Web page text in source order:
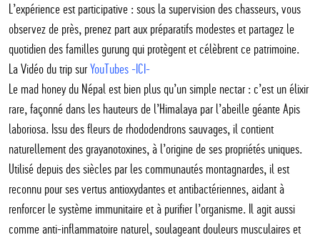
L’expérience est participative : sous la supervision des chasseurs, vous
observez de près, prenez part aux préparatifs modestes et partagez le
quotidien des familles gurung qui protègent et célèbrent ce patrimoine.
La Vidéo du trip surYouTubes -ICI-
Le mad honey du Népal est bien plus qu’un simple nectar : c’est un élixir
rare, façonné dans les hauteurs de l’Himalaya par l’abeille géante Apis
laboriosa. Issu des fleurs de rhododendrons sauvages, il contient
naturellement des grayanotoxines, à l’origine de ses propriétés uniques.
Utilisé depuis des siècles par les communautés montagnardes, il est
reconnu pour ses vertus antioxydantes et antibactériennes, aidant à
renforcer le système immunitaire et à purifier l’organisme. Il agit aussi
comme anti-inflammatoire naturel, soulageant douleurs musculaires et